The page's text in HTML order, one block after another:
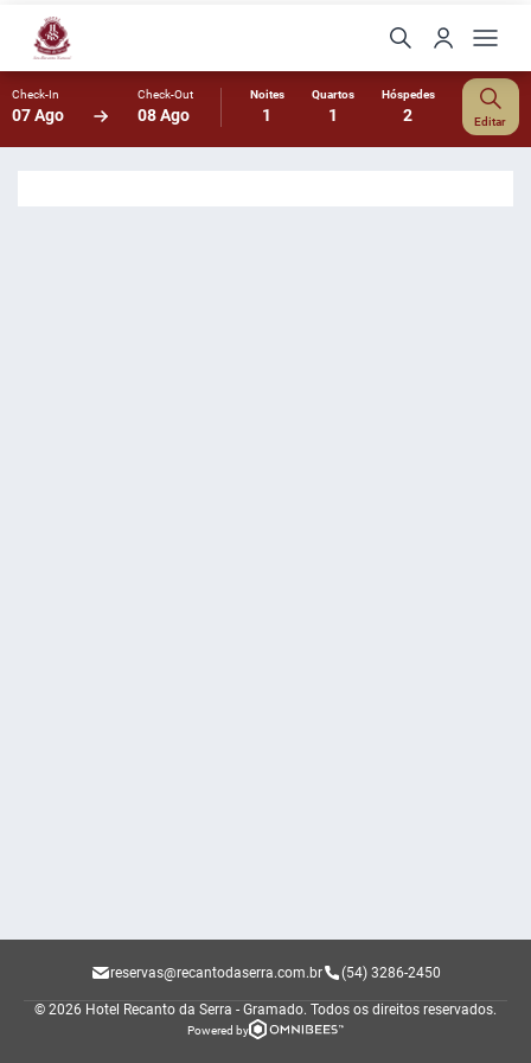
Check-In
07 Ago
Check-Out
08 Ago
Noites
1
Quartos
1
Hóspedes
2 Editar
reservas@recantodaserra.com.br (54) 3286-2450
© 2026 Hotel Recanto da Serra - Gramado. Todos os direitos reservados.
Powered by